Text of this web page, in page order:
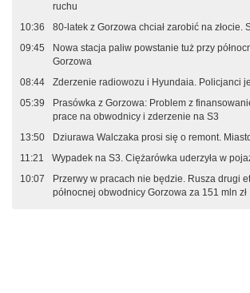
ruchu
10:36
80-latek z Gorzowa chciał zarobić na złocie.
09:45
Nowa stacja paliw powstanie tuż przy
Gorzowa
08:44
Zderzenie radiowozu i Hyundaia. Policjanci
05:39
Prasówka z Gorzowa: Problem z
prace na obwodnicy i zderzenie na S3
13:50
Dziurawa Walczaka prosi się o remont.
11:21
Wypadek na S3. Ciężarówka uderzyła w
10:07
Przerwy w pracach nie będzie. Rusza drugi
północnej obwodnicy Gorzowa za 151 mln zł